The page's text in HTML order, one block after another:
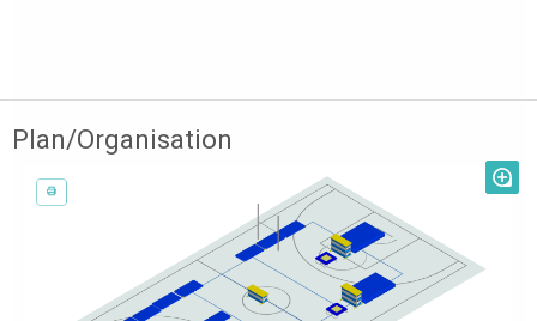
Plan/Organisation